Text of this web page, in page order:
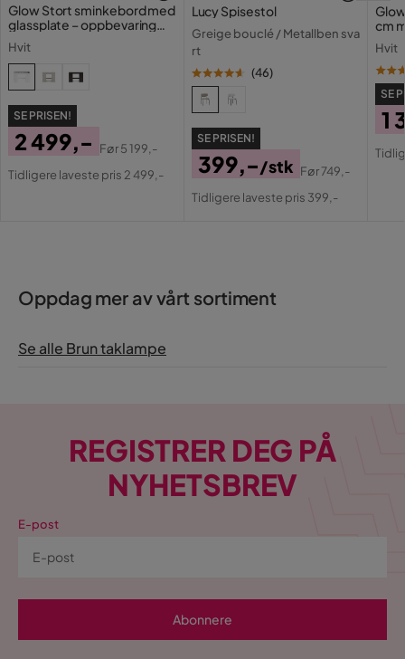
Glow Stort sminkebord med
glassplate – oppbevaring
med skuffer og rom 120 cm
Hvit
SE PRISEN!
Pris
2 499,-
Original
Før5 199,-
Tidligere laveste pris 2 499,-
Lucy Spisestol
Greige bouclé / Metallben sva
rt
(46)
SE PRISEN!
Pris
399,-/stk
Original
Før749,-
Tidligere laveste pris 399,-
cm
med
Hvit
SE
1
Oppdag mer av vårt sortiment
Se alle Brun taklampe
REGISTRER DEG PÅ
NYHETSBREV
E-post
Abonnere